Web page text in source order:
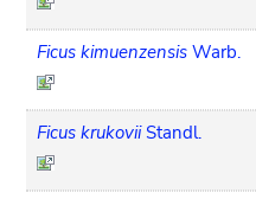
Ficus kimuenzensis Warb.
Ficus krukovii Standl.